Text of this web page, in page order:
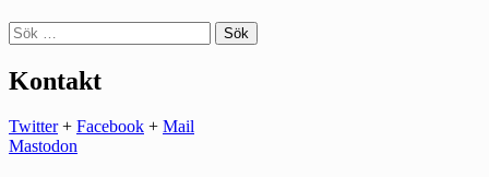
Sök
efter:
Kontakt
Twitter+ Facebook + Mail
Mastodon